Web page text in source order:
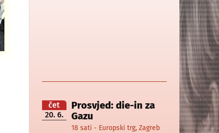
čet
20. 6.
Prosvjed: die-in za
Gazu
18 sati - Europski trg, Zagreb